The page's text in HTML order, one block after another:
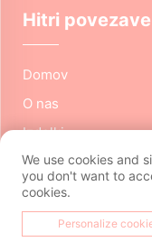
Hitri povezave
Domov
O nas
Izdelki
Storitev
Uporaba
Novice
DOMOV
We use cookies and
you don't want to
cookies.
Personalize